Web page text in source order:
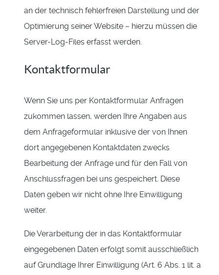
an der technisch fehlerfreien Darstellung und der
Optimierung seiner Website – hierzu müssen die
Server-Log-Files erfasst werden.
Kontaktformular
Wenn Sie uns per Kontaktformular Anfragen
zukommen lassen, werden Ihre Angaben aus
dem Anfrageformular inklusive der von Ihnen
dort angegebenen Kontaktdaten zwecks
Bearbeitung der Anfrage und für den Fall von
Anschlussfragen bei uns gespeichert. Diese
Daten geben wir nicht ohne Ihre Einwilligung
weiter.
Die Verarbeitung der in das Kontaktformular
eingegebenen Daten erfolgt somit ausschließlich
auf Grundlage Ihrer Einwilligung (Art. 6 Abs. 1 lit. a